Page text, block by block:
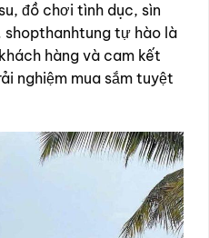
đồ chơi tình dục, sìn
tự hào là
hàng và cam kết
nghiệm mua sắm tuyệt